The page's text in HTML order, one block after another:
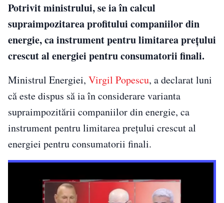
Potrivit ministrului, se ia în calcul
supraimpozitarea profitului companiilor din
energie, ca instrument pentru limitarea preţului
crescut al energiei pentru consumatorii finali.
Ministrul Energiei, Virgil Popescu, a declarat luni
că este dispus să ia în considerare varianta
supraimpozitării companiilor din energie, ca
instrument pentru limitarea preţului crescut al
energiei pentru consumatorii finali.